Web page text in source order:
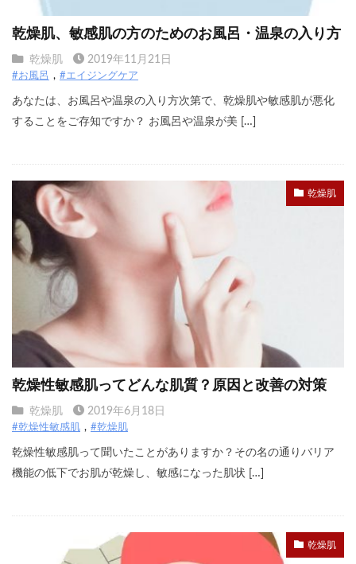
乾燥肌、敏感肌の方のためのお風呂・温泉の入り方
乾燥肌 2019年11月21日
#お風呂 #エイジングケア
あなたは、お風呂や温泉の入り方次第で、乾燥肌や敏感肌が悪化
することをご存知ですか？ お風呂や温泉が美 […]
乾燥肌
乾燥性敏感肌ってどんな肌質？原因と改善の対策
乾燥肌 2019年6月18日
#乾燥性敏感肌 #乾燥肌
乾燥性敏感肌って聞いたことがありますか？その名の通りバリア
機能の低下でお肌が乾燥し、敏感になった肌状 […]
乾燥肌